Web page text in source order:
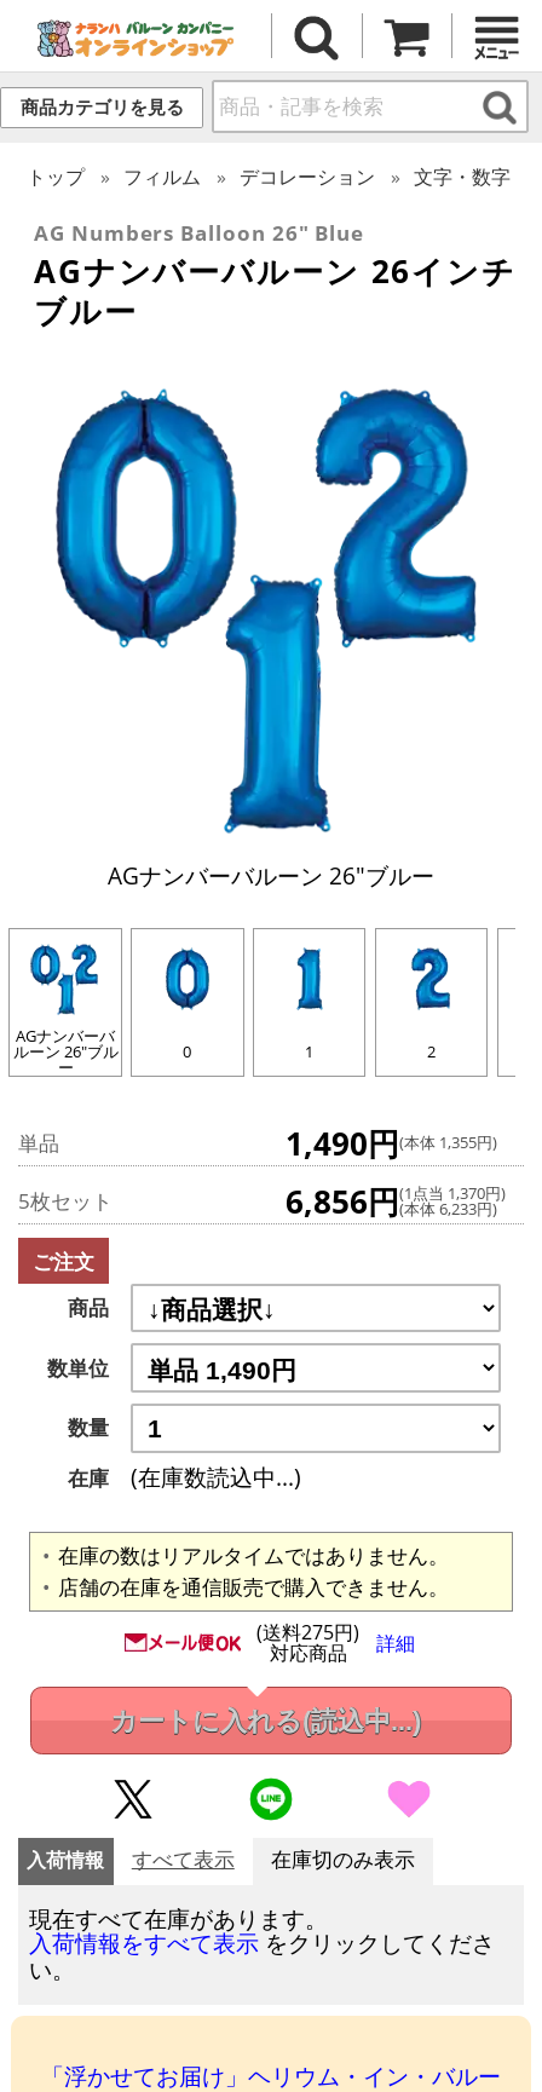
商品カテゴリを見る
トップ フィルム デコレーション 文字・数字
AG Numbers Balloon 26" Blue
AGナンバーバルーン 26インチ
ブルー
AGナンバーバルーン 26"ブルー
AGナンバーバ
ルーン 26"ブル
ー
0 1 2
単品 1,490円(本体 1,355円)
5枚セット 6,856円(1点当 1,370円)
(本体 6,233円)
ご注文
商品
数単位
数量
在庫
(在庫数読込中...)
在庫の数はリアルタイムではありません。
店舗の在庫を通信販売で購入できません。
(送料275円)
対応商品 詳細
カートに入れる(読込中...)
入荷情報 すべて表示 在庫切のみ表示
現在すべて在庫があります。
入荷情報をすべて表示 をクリックしてくださ
い。
「浮かせてお届け」ヘリウム・イン・バルー